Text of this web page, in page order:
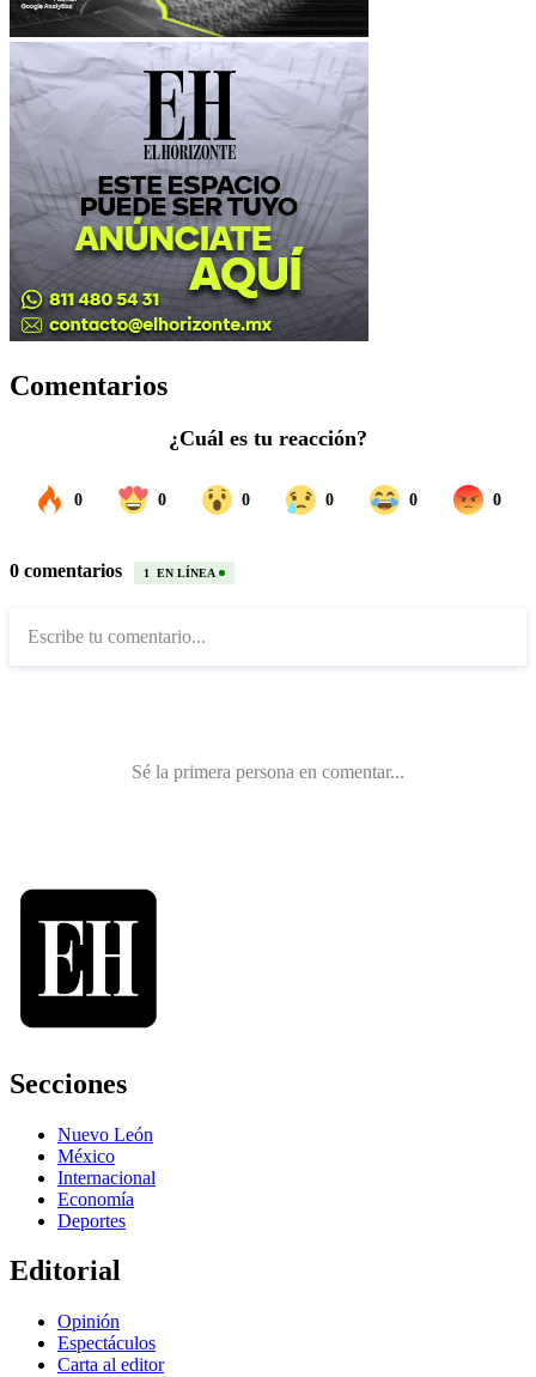
Comentarios
Secciones
Nuevo León
México
Internacional
Economía
Deportes
Editorial
Opinión
Espectáculos
Carta al editor